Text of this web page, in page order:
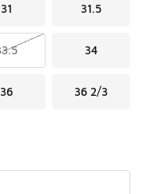
31 31.5
34
36 36 2/3